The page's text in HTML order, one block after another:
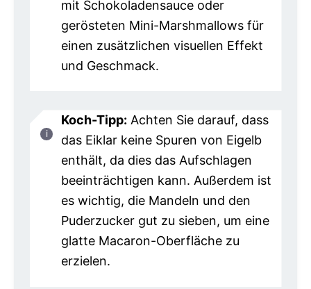
mit Schokoladensauce oder
gerösteten Mini-Marshmallows für
einen zusätzlichen visuellen Effekt
und Geschmack.
Koch-Tipp: Achten Sie darauf, dass
das Eiklar keine Spuren von Eigelb
enthält, da dies das Aufschlagen
beeinträchtigen kann. Außerdem ist
es wichtig, die Mandeln und den
Puderzucker gut zu sieben, um eine
glatte Macaron-Oberfläche zu
erzielen.